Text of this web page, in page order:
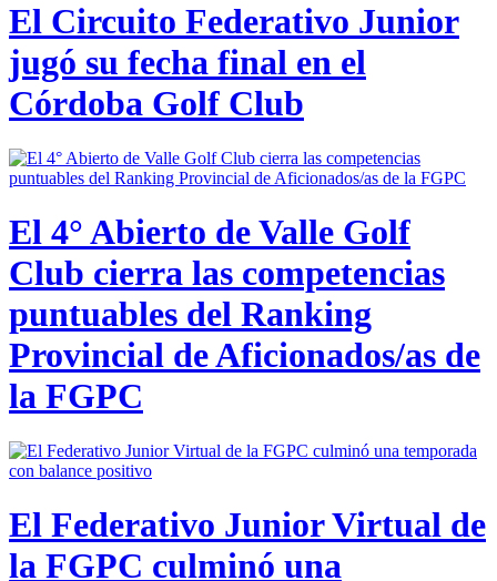
El Circuito Federativo Junior
jugó su fecha final en el
Córdoba Golf Club
El 4° Abierto de Valle Golf
Club cierra las competencias
puntuables del Ranking
Provincial de Aficionados/as de
la FGPC
El Federativo Junior Virtual de
la FGPC culminó una